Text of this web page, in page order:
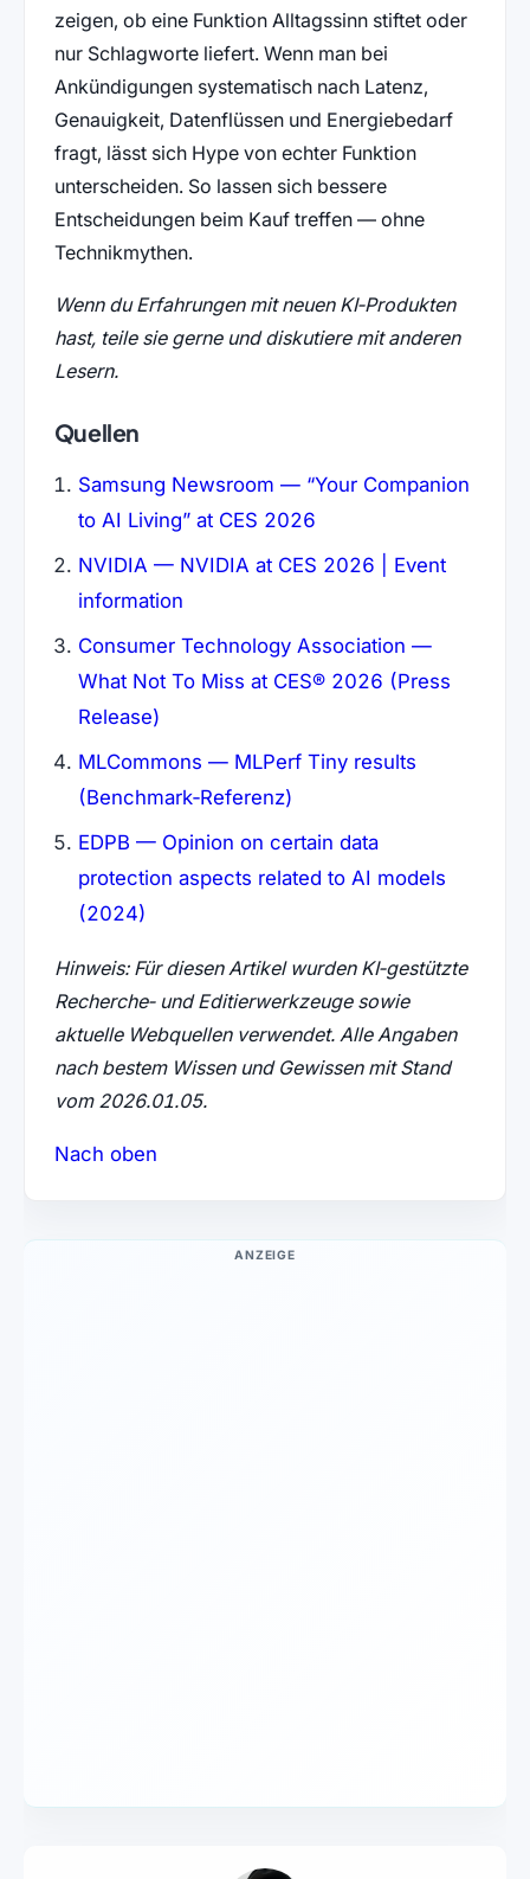
zeigen, ob eine Funktion Alltagssinn stiftet oder
nur Schlagworte liefert. Wenn man bei
Ankündigungen systematisch nach Latenz,
Genauigkeit, Datenflüssen und Energiebedarf
fragt, lässt sich Hype von echter Funktion
unterscheiden. So lassen sich bessere
Entscheidungen beim Kauf treffen — ohne
Technikmythen.
Wenn du Erfahrungen mit neuen KI‑Produkten
hast, teile sie gerne und diskutiere mit anderen
Lesern.
Quellen
Samsung Newsroom — “Your Companion
to AI Living” at CES 2026
NVIDIA — NVIDIA at CES 2026 | Event
information
Consumer Technology Association —
What Not To Miss at CES® 2026 (Press
Release)
MLCommons — MLPerf Tiny results
(Benchmark‑Referenz)
EDPB — Opinion on certain data
protection aspects related to AI models
(2024)
Hinweis: Für diesen Artikel wurden KI‑gestützte
Recherche‑ und Editierwerkzeuge sowie
aktuelle Webquellen verwendet. Alle Angaben
nach bestem Wissen und Gewissen mit Stand
vom 2026.01.05.
Nach oben
ANZEIGE